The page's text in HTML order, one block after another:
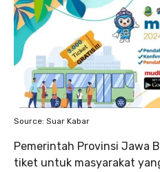
Source: Suar Kabar
Pemerintah Provinsi Jawa
tiket untuk masyarakat